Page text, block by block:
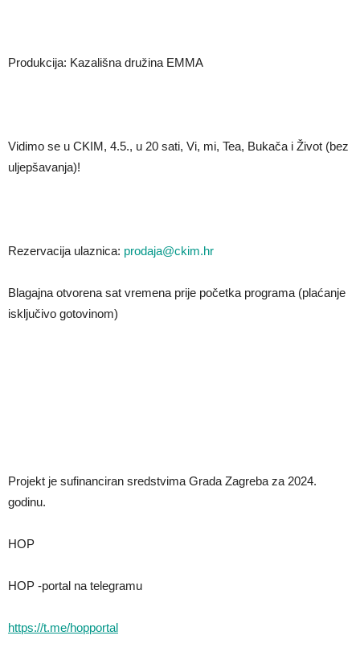
Produkcija: Kazališna družina EMMA
Vidimo se u CKIM, 4.5., u 20 sati, Vi, mi, Tea, Bukača i Život (bez
uljepšavanja)!
Rezervacija ulaznica: prodaja@ckim.hr
Blagajna otvorena sat vremena prije početka programa (plaćanje
isključivo gotovinom)
Projekt je sufinanciran sredstvima Grada Zagreba za 2024.
godinu.
HOP
HOP -portal na telegramu
https://t.me/hopportal